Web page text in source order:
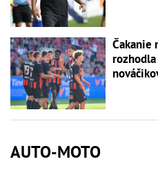
Čakanie
AUTO-MOTO